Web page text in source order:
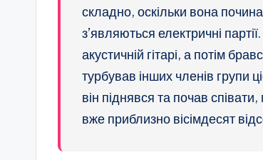
складно, оскільки вона
з’являються електричні
акустичній гітарі, а потім
турбував інших членів групи
він піднявся та почав
вже приблизно вісімдесят